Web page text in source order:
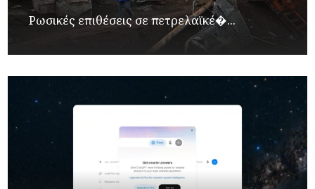
Ρωσικές επιθέσεις σε πετρελαϊκέ�...